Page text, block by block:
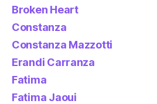
Broken Heart
Constanza
Constanza Mazzotti
Erandi Carranza
Fatima
Fatima Jaoui